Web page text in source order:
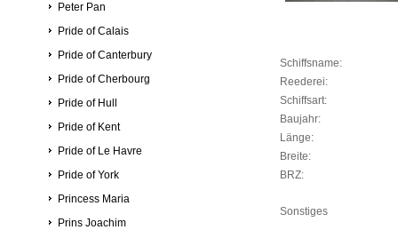
Peter Pan
Pride of Calais
Pride of Canterbury
Pride of Cherbourg
Pride of Hull
Pride of Kent
Pride of Le Havre
Pride of York
Princess Maria
Prins Joachim
Schiffsname:
Reederei:
Schiffsart:
Baujahr:
Länge:
Breite:
BRZ:
Sonstiges